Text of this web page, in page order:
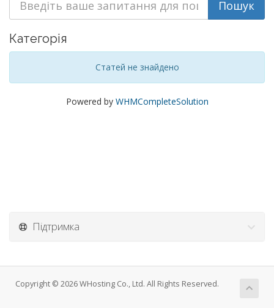
Категорія
Статей не знайдено
Powered by WHMCompleteSolution
Підтримка
Copyright © 2026 WHosting Co., Ltd. All Rights Reserved.